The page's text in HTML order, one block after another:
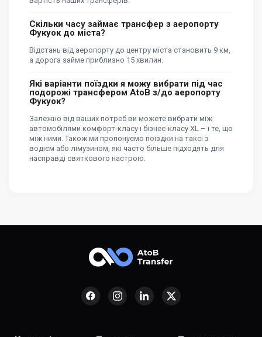
Скільки часу займає трансфер з аеропорту
Фукуок до міста?
Відстань від аеропорту до центру міста становить 9 км,
а дорога займе приблизно 15 хвилин.
Які варіанти поїздки я можу вибрати під час
подорожі трансфером AtoB з/до аеропорту
Фукуок?
Залежно від ваших потреб ви можете вибрати між
автомобілями комфорт-класу і бізнес-класу XL – і те, що
між ними. Також ми пропонуємо поїздки на таксі з
водієм або лімузином, які часто більше підходять для
насправді святкового настрою.